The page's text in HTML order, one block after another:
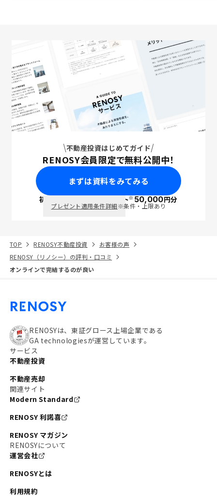
不動産投資はじめてガイド
RENOSY会員限定で無料公開中！
まずは資料をみてみる
初回面談で ポイント※50,000円分
プレゼント適用条件詳細※条件・上限あり
TOP RENOSY不動産投資
お客様の声
RENOSY（リノシー）の評判・口コミ
オンラインで完結するのが良い
RENOSYは、東証グロース上場企業である
GA technologiesが運営しています。
サービス
不動産投資
不動産売却
関連サイト
Modern Standard
RENOSY 利諾喜
RENOSY マガジン
RENOSYについて
運営会社
RENOSYとは
利用規約